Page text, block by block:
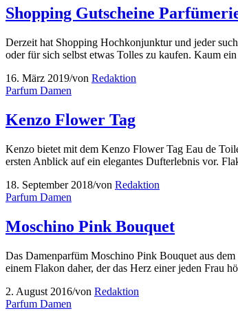
Shopping Gutscheine
Derzeit hat Shopping Hochkonjunktur und jeder
oder für sich selbst etwas Tolles zu kaufen. Kaum
16. März 2019/von Redaktion
Parfum Damen
Kenzo Flower Tag
Kenzo bietet mit dem Kenzo Flower Tag Eau de
ersten Anblick auf ein elegantes Dufterlebnis vor.
18. September 2018/von Redaktion
Parfum Damen
Moschino Pink Bouquet
Das Damenparfüm Moschino Pink Bouquet aus
einem Flakon daher, der das Herz einer jeden Frau
2. August 2016/von Redaktion
Parfum Damen